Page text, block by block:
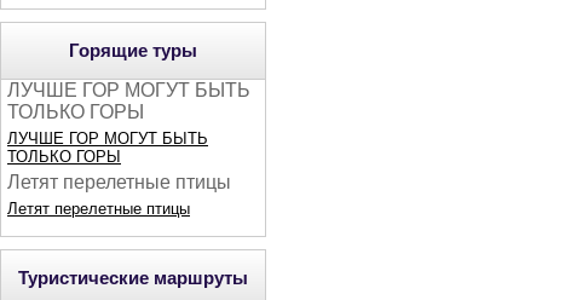
Горящие туры
ЛУЧШЕ ГОР МОГУТ БЫТЬ
ТОЛЬКО ГОРЫ
ЛУЧШЕ ГОР МОГУТ БЫТЬ
ТОЛЬКО ГОРЫ
Летят перелетные птицы
Летят перелетные птицы
Туристические маршруты